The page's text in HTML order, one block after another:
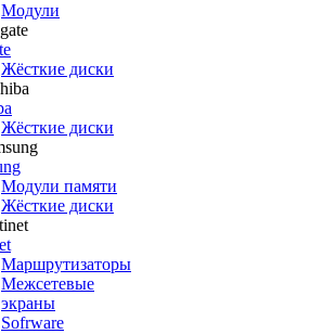
Модули
Жёсткие диски
Жёсткие диски
Модули памяти
Жёсткие диски
Маршрутизаторы
Межсетевые
экраны
Sofrware